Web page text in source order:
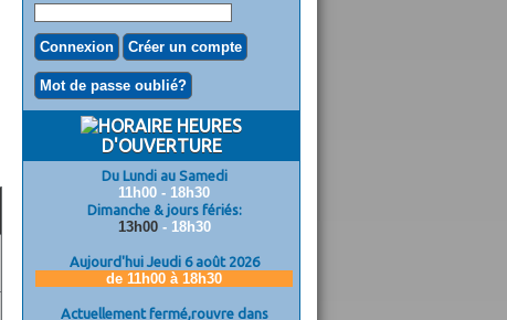
HEURES
D'OUVERTURE
Du Lundi au Samedi
11h00 - 18h30
Dimanche & jours fériés:
13h00- 18h30
Aujourd'hui Jeudi 6 août 2026
de 11h00 à 18h30
Actuellement fermé,rouvre dans